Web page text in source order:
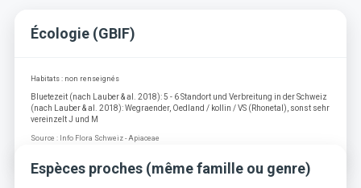
Écologie (GBIF)
Habitats : non renseignés
Bluetezeit (nach Lauber & al. 2018): 5 - 6 Standort und Verbreitung in der Schweiz
(nach Lauber & al. 2018): Wegraender, Oedland / kollin / VS (Rhonetal), sonst sehr
vereinzelt J und M
Source : Info Flora Schweiz - Apiaceae
Espèces proches (même famille ou genre)